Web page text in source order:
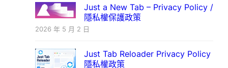
Just a New Tab – Privacy Policy /
隱私權保護政策
2026 年 5 月 2 日
Just Tab Reloader Privacy Policy
隱私權政策